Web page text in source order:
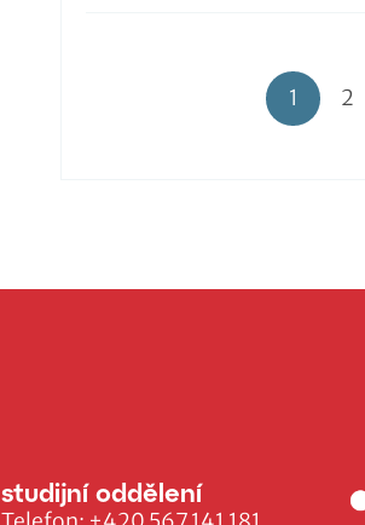
1 2
studijní oddělení